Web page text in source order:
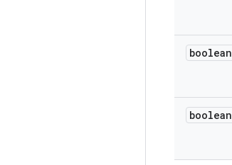
boolean
boolean